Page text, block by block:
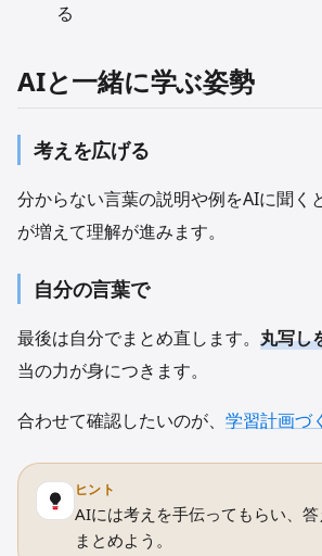
る
AIと一緒に学ぶ姿勢
考えを広げる
分からない言葉の説明や例をAIに聞くと
が増えて理解が進みます。
自分の言葉で
最後は自分でまとめ直します。 丸写し
当の力が身につきます。
合わせて確認したいのが、 学習計画づ
ヒント
AIには考えを手伝ってもらい、
まとめよう。